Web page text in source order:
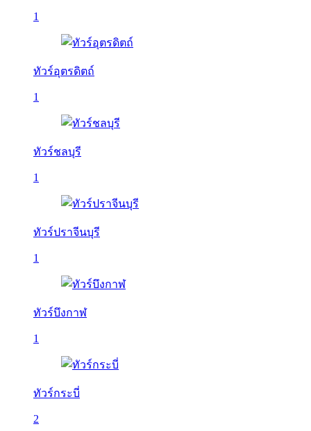
1
ทัวร์อุตรดิตถ์
1
ทัวร์ชลบุรี
1
ทัวร์ปราจีนบุรี
1
ทัวร์บึงกาฬ
1
ทัวร์กระบี่
2